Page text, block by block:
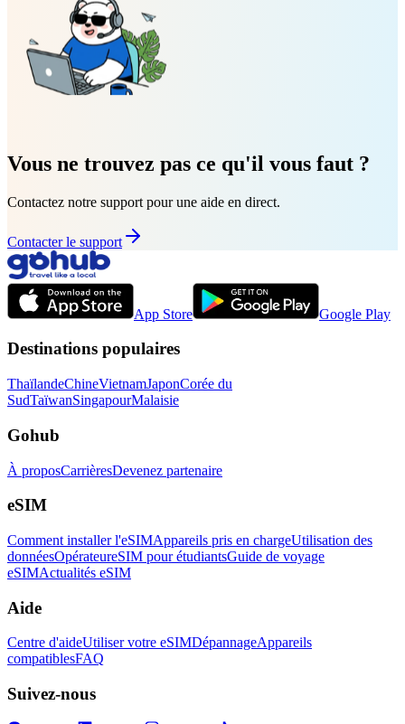
Vous ne trouvez pas ce qu'il vous faut ?
Contactez notre support pour une aide en direct.
Contacter le support
App Store Google Play
Destinations populaires
ThaïlandeChineVietnamJaponCorée du
SudTaïwanSingapourMalaisie
Gohub
À proposCarrièresDevenez partenaire
eSIM
Comment installer l'eSIMAppareils pris en chargeUtilisation des
donnéesOpérateureSIM pour étudiantsGuide de voyage
eSIMActualités eSIM
Aide
Centre d'aideUtiliser votre eSIMDépannageAppareils
compatiblesFAQ
Suivez-nous